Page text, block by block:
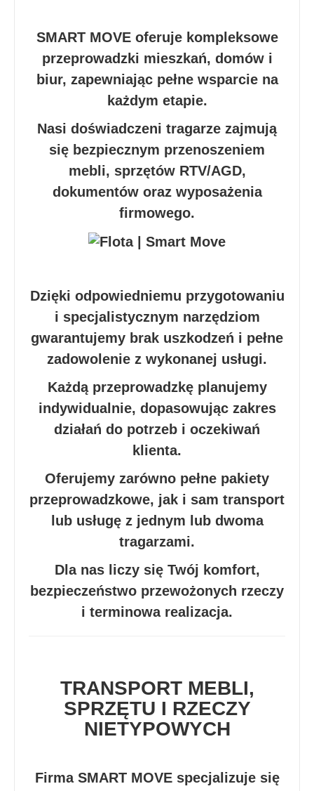
SMART MOVE oferuje kompleksowe
przeprowadzki mieszkań, domów i
biur, zapewniając pełne wsparcie na
każdym etapie.
Nasi doświadczeni tragarze zajmują
się bezpiecznym przenoszeniem
mebli, sprzętów RTV/AGD,
dokumentów oraz wyposażenia
firmowego.
Dzięki odpowiedniemu przygotowaniu
i specjalistycznym narzędziom
gwarantujemy brak uszkodzeń i pełne
zadowolenie z wykonanej usługi.
Każdą przeprowadzkę planujemy
indywidualnie, dopasowując zakres
działań do potrzeb i oczekiwań
klienta.
Oferujemy zarówno pełne pakiety
przeprowadzkowe, jak i sam transport
lub usługę z jednym lub dwoma
tragarzami.
Dla nas liczy się Twój komfort,
bezpieczeństwo przewożonych rzeczy
i terminowa realizacja.
TRANSPORT MEBLI,
SPRZĘTU I RZECZY
NIETYPOWYCH
Firma SMART MOVE specjalizuje się